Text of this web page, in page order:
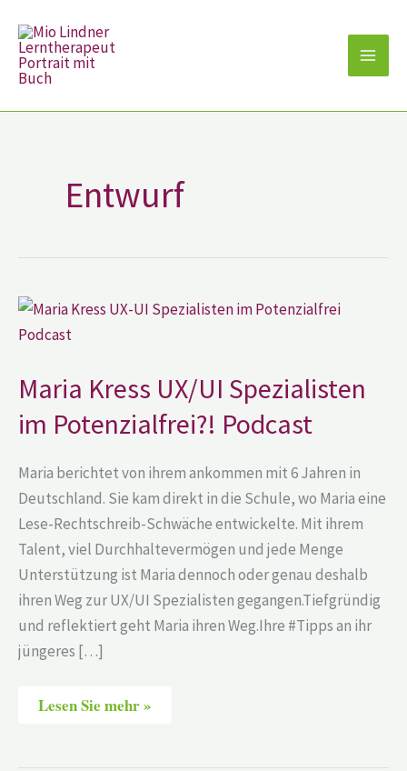
Inhalt
springen
Entwurf
Maria Kress UX/UI Spezialisten
im Potenzialfrei?! Podcast
Maria berichtet von ihrem ankommen mit 6 Jahren in
Deutschland. Sie kam direkt in die Schule, wo Maria eine
Lese-Rechtschreib-Schwäche entwickelte. Mit ihrem
Talent, viel Durchhaltevermögen und jede Menge
Unterstützung ist Maria dennoch oder genau deshalb
ihren Weg zur UX/UI Spezialisten gegangen.Tiefgründig
und reflektiert geht Maria ihren Weg.Ihre #Tipps an ihr
jüngeres […]
Maria
Kress
UX/UI
Potenzialfrei?!
Podcast
Lesen Sie mehr »